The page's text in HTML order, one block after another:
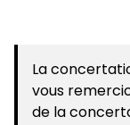
La
vous
de la